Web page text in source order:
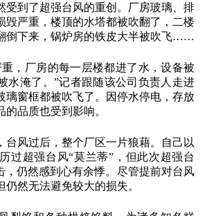
受到了超强台风的重创。厂房玻璃、排
毁严重，楼顶的水塔都被吹翻了，二楼
倒下来，锅炉房的铁皮大半被吹飞……
，厂房的每一层楼都进了水，设备被
水淹了。”记者跟随该公司负责人走进
璃窗框都被吹飞了。因停水停电，存放
品质也受到影响。
台风过后，整个厂区一片狼藉。自己以
过超强台风“莫兰蒂”，但此次超强台
，仍然感到心有余悸。尽管提前对台风
然无法避免较大的损失。